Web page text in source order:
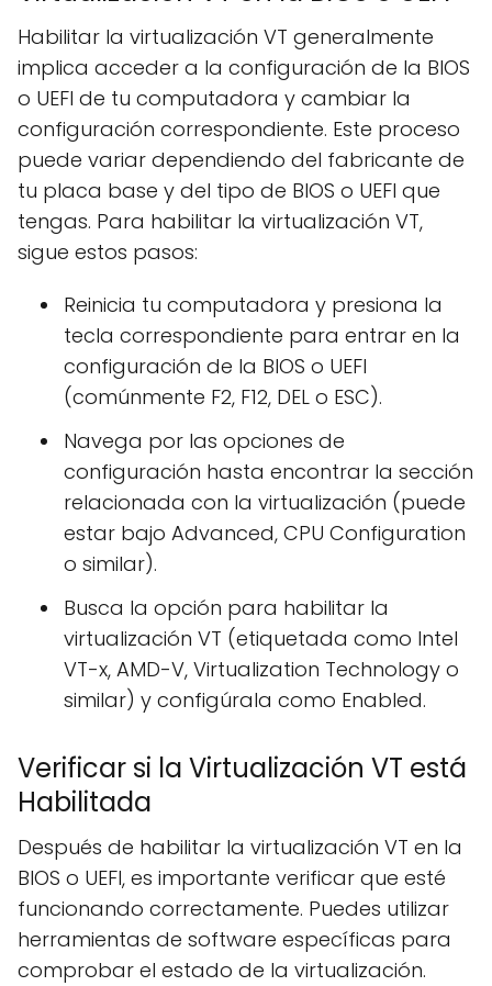
Habilitar la virtualización VT generalmente
implica acceder a la configuración de la BIOS
o UEFI de tu computadora y cambiar la
configuración correspondiente. Este proceso
puede variar dependiendo del fabricante de
tu placa base y del tipo de BIOS o UEFI que
tengas. Para habilitar la virtualización VT,
sigue estos pasos:
Reinicia tu computadora y presiona la
tecla correspondiente para entrar en la
configuración de la BIOS o UEFI
(comúnmente F2, F12, DEL o ESC).
Navega por las opciones de
configuración hasta encontrar la sección
relacionada con la virtualización (puede
estar bajo Advanced, CPU Configuration
o similar).
Busca la opción para habilitar la
virtualización VT (etiquetada como Intel
VT-x, AMD-V, Virtualization Technology o
similar) y configúrala como Enabled.
Verificar si la Virtualización VT está
Habilitada
Después de habilitar la virtualización VT en la
BIOS o UEFI, es importante verificar que esté
funcionando correctamente. Puedes utilizar
herramientas de software específicas para
comprobar el estado de la virtualización.